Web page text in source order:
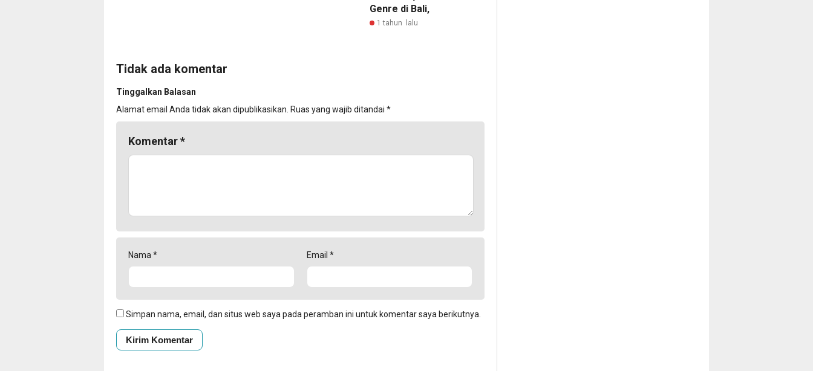
Genre di Bali,
1 tahun lalu
Tidak ada komentar
Tinggalkan Balasan
Alamat email Anda tidak akan dipublikasikan. Ruas yang wajib ditandai *
Komentar*
Nama * Email *
Simpan nama, email, dan situs web saya pada peramban ini untuk komentar saya berikutnya.